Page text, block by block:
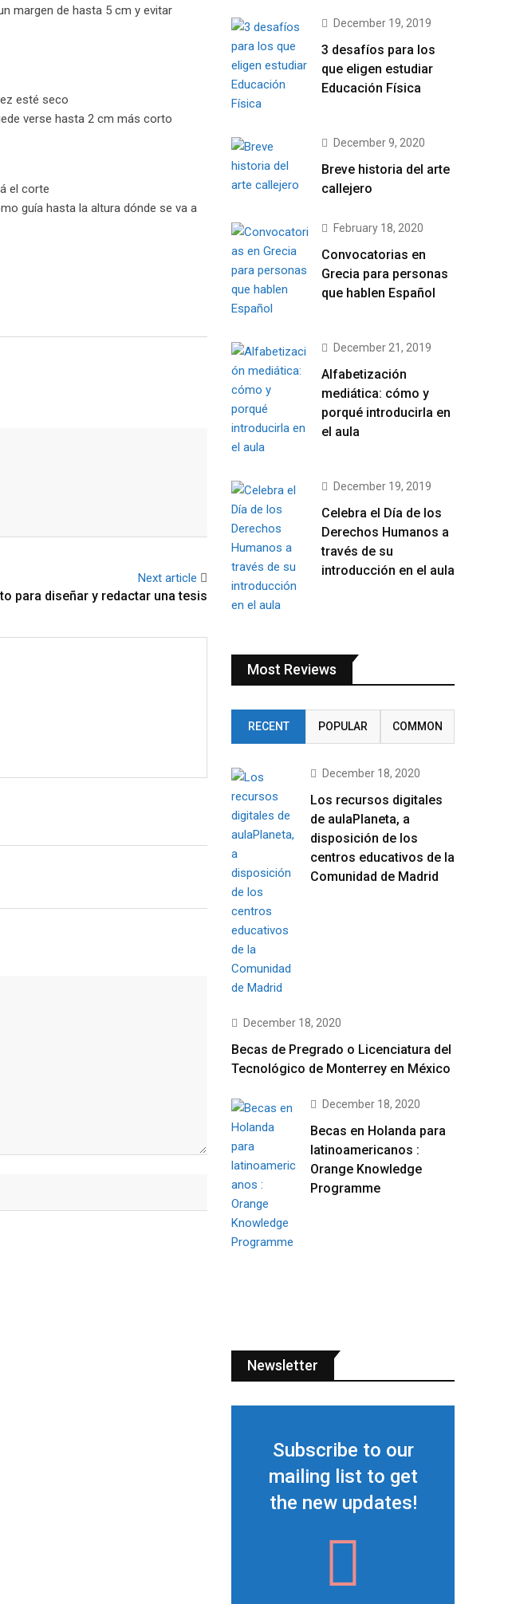
margen de hasta 5 cm y evitar
esté seco
verse hasta 2 cm más corto
el corte
guía hasta la altura dónde se va a
Next article
para diseñar y redactar una tesis
December 19, 2019
3 desafíos para los
que eligen estudiar
Educación Física
December 9, 2020
Breve historia del arte
callejero
February 18, 2020
Convocatorias en
Grecia para personas
que hablen Español
December 21, 2019
Alfabetización
mediática: cómo y
porqué introducirla en
el aula
December 19, 2019
Celebra el Día de los
Derechos Humanos a
través de su
introducción en el aula
Most Reviews
RECENT POPULAR COMMON
December 18, 2020
Los recursos digitales
de aulaPlaneta, a
disposición de los
centros educativos de la
Comunidad de Madrid
December 18, 2020
Becas de Pregrado o Licenciatura del
Tecnológico de Monterrey en México
December 18, 2020
Becas en Holanda para
latinoamericanos :
Orange Knowledge
Programme
Newsletter
Subscribe to our
mailing list to get
the new updates!